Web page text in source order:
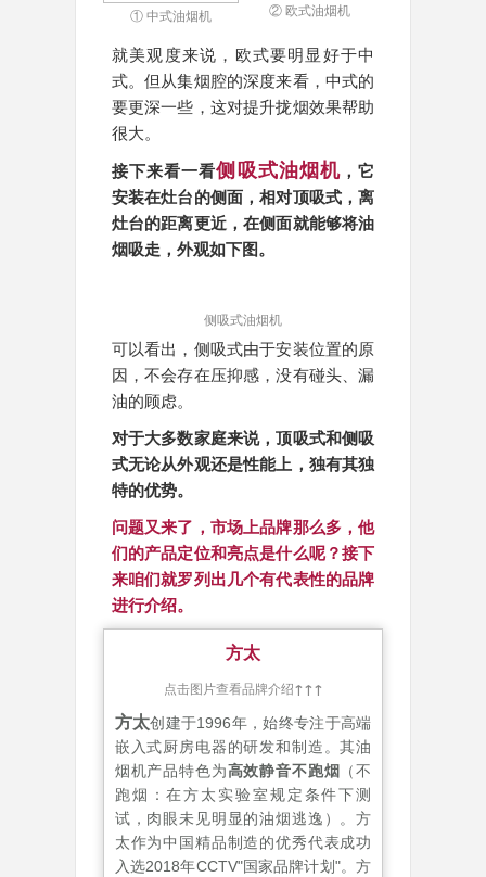
① 中式油烟机 ② 欧式油烟机
就美观度来说，欧式要明显好于中
式。但从集烟腔的深度来看，中式的
要更深一些，这对提升拢烟效果帮助
很大。
接下来看一看侧吸式油烟机 ，它
安装在灶台的侧面，相对顶吸式，离
灶台的距离更近，在侧面就能够将油
烟吸走，外观如下图。
侧吸式油烟机
可以看出，侧吸式由于安装位置的原
因，不会存在压抑感，没有碰头、漏
油的顾虑。
对于大多数家庭来说，顶吸式和侧吸
式无论从外观还是性能上，独有其独
特的优势。
问题又来了，市场上品牌那么多，他
们的产品定位和亮点是什么呢？接下
来咱们就罗列出几个有代表性的品牌
进行介绍。
方太
点击图片查看品牌介绍↑↑↑
方太创建于1996年，始终专注于高端
嵌入式厨房电器的研发和制造。其油
烟机产品特色为高效静音不跑烟
（不
跑烟：在方太实验室规定条件下测
试，肉眼未见明显的油烟逃逸）。方
太作为中国精品制造的优秀代表成功
入选2018年CCTV"国家品牌计划"。方